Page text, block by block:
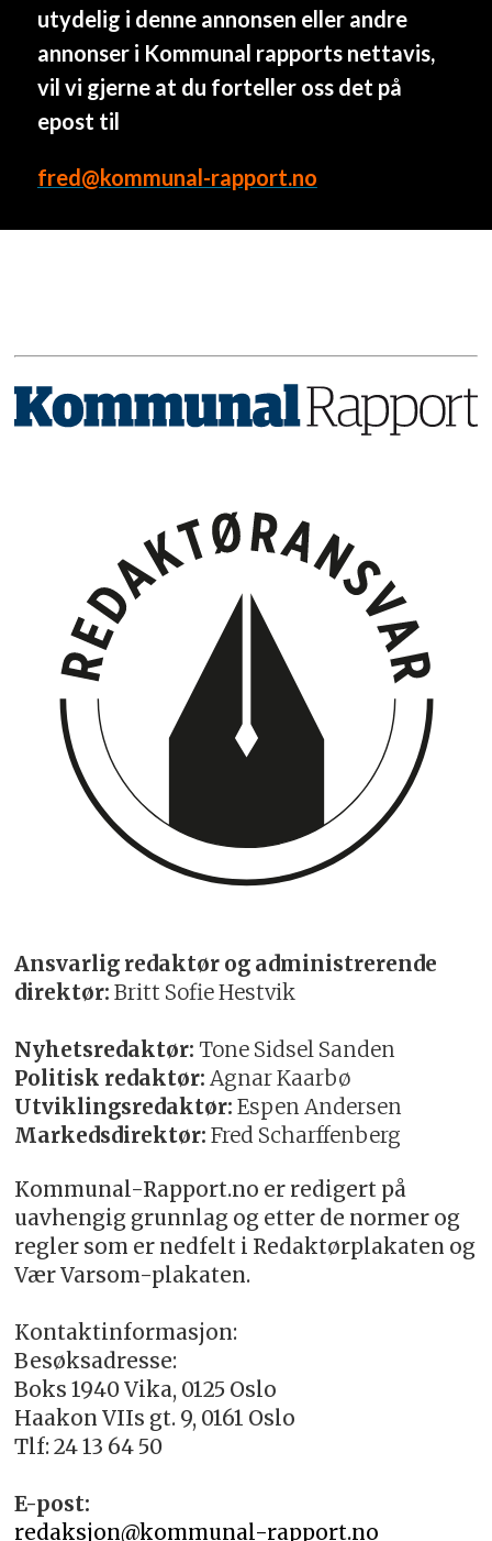
utydelig i denne annonsen eller andre
annonser i Kommunal rapports nettavis,
vil vi gjerne at du forteller oss det på
epost til
fred@kommunal-rapport.no
Ansvarlig redaktør og administrerende
direktør: Britt Sofie Hestvik
Nyhetsredaktør: Tone Sidsel Sanden
Politisk redaktør: Agnar Kaarbø
Utviklingsredaktør: Espen Andersen
Markedsdirektør: Fred Scharffenberg
Kommunal-Rapport.no er redigert på
uavhengig grunnlag og etter de normer og
regler som er nedfelt i Redaktørplakaten og
Vær Varsom-plakaten.
Kontaktinformasjon:
Besøksadresse:
Boks 1940 Vika, 0125 Oslo
Haakon VIIs gt. 9, 0161 Oslo
Tlf: 24 13 64 50
E-post:
redaksjon@kommunal-rapport.no